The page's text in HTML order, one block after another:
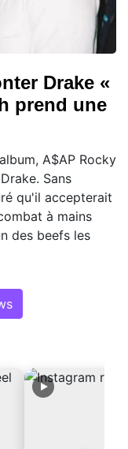
Drake «
prend une
A$AP Rocky
Sans
qu'il accepterait
à mains
des beefs les